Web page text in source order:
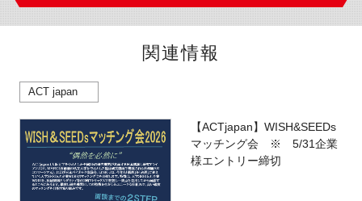
関連情報
ACT japan
【ACTjapan】WISH&SEEDs
マッチング会 ※ 5/31企業
様エントリー締切